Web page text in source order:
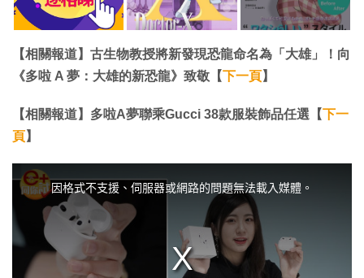
【相關報道】古生物教授將新發現恐龍命名為「大雄」！向
《多啦 A 夢：大雄的新恐龍》致敬【下一頁】
【相關報道】多啦A夢聯乘Gucci 38款服裝飾品任選【下一
頁】
a
因格式不支援、伺服器或網路的問題無法載入媒體。